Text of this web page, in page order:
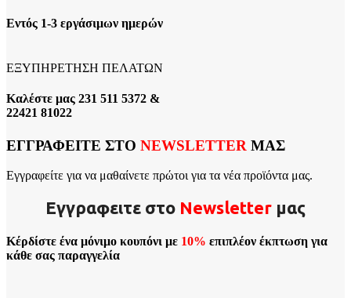
Εντός 1-3 εργάσιμων ημερών
ΕΞΥΠΗΡΕΤΗΣΗ ΠΕΛΑΤΩΝ
Καλέστε μας 231 511 5372 &
22421 81022
ΕΓΓΡΑΦΕΙΤΕ ΣΤΟ NEWSLETTER ΜΑΣ
Εγγραφείτε για να μαθαίνετε πρώτοι για τα νέα προϊόντα μας.
Εγγραφειτε στο Νewsletter μας
Κέρδίστε ένα μόνιμο κουπόνι με 10% επιπλέον έκπτωση για
κάθε σας παραγγελία